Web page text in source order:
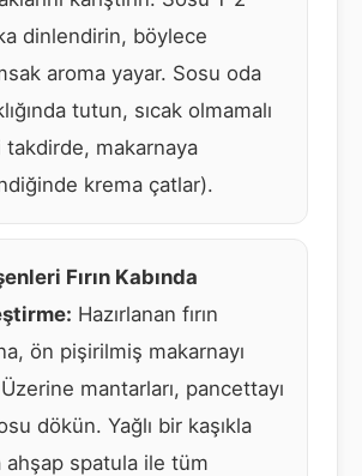
dinlendirin, böylece
aroma yayar. Sosu oda
tutun, sıcak olmamalı
takdirde, makarnaya
krema çatlar).
Fırın Kabında
Hazırlanan fırın
ön pişirilmiş makarnayı
Üzerine mantarları, pancettayı
dökün. Yağlı bir kaşıkla
ahşap spatula ile tüm